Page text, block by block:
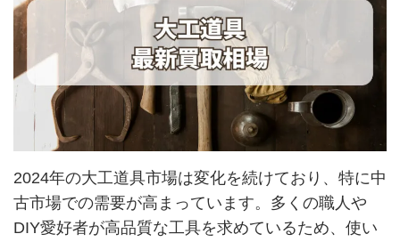
2024年の大工道具市場は変化を続けており、特に中
古市場での需要が高まっています。多くの職人や
DIY愛好者が高品質な工具を求めているため、使い